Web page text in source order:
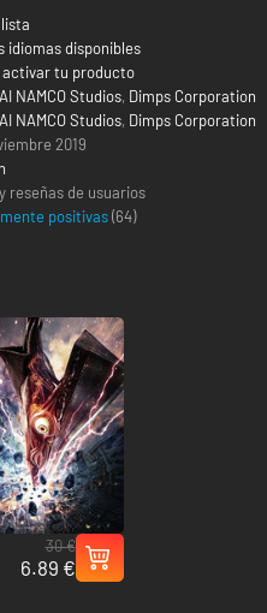
idiomas disponibles
activar tu producto
NAMCO Studios, Dimps Corporation
NAMCO Studios, Dimps Corporation
2019
reseñas de usuarios
positivas(64)
30 €
6.89 €